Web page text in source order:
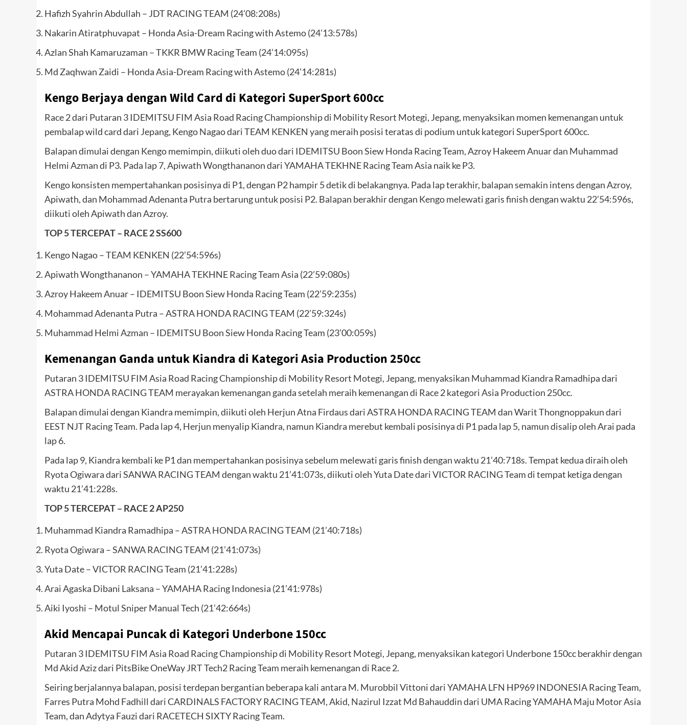
Hafizh Syahrin Abdullah – JDT RACING TEAM (24’08:208s)
Nakarin Atiratphuvapat – Honda Asia-Dream Racing with Astemo (24’13:578s)
Azlan Shah Kamaruzaman – TKKR BMW Racing Team (24’14:095s)
Md Zaqhwan Zaidi – Honda Asia-Dream Racing with Astemo (24’14:281s)
Kengo Berjaya dengan Wild Card di Kategori SuperSport 600cc
Race 2 dari Putaran 3 IDEMITSU FIM Asia Road Racing Championship di Mobility Resort Motegi, Jepang, menyaksikan momen kemenangan untuk
pembalap wild card dari Jepang, Kengo Nagao dari TEAM KENKEN yang meraih posisi teratas di podium untuk kategori SuperSport 600cc.
Balapan dimulai dengan Kengo memimpin, diikuti oleh duo dari IDEMITSU Boon Siew Honda Racing Team, Azroy Hakeem Anuar dan Muhammad
Helmi Azman di P3. Pada lap 7, Apiwath Wongthananon dari YAMAHA TEKHNE Racing Team Asia naik ke P3.
Kengo konsisten mempertahankan posisinya di P1, dengan P2 hampir 5 detik di belakangnya. Pada lap terakhir, balapan semakin intens dengan Azroy,
Apiwath, dan Mohammad Adenanta Putra bertarung untuk posisi P2. Balapan berakhir dengan Kengo melewati garis finish dengan waktu 22’54:596s,
diikuti oleh Apiwath dan Azroy.
TOP 5 TERCEPAT – RACE 2SS600
Kengo Nagao – TEAM KENKEN (22’54:596s)
Apiwath Wongthananon – YAMAHA TEKHNE Racing Team Asia (22’59:080s)
Azroy Hakeem Anuar – IDEMITSU Boon Siew Honda Racing Team (22’59:235s)
Mohammad Adenanta Putra – ASTRA HONDA RACING TEAM (22’59:324s)
Muhammad Helmi Azman – IDEMITSU Boon Siew Honda Racing Team (23’00:059s)
Kemenangan Ganda untuk Kiandra di Kategori Asia Production 250cc
Putaran 3 IDEMITSU FIM Asia Road Racing Championship di Mobility Resort Motegi, Jepang, menyaksikan Muhammad Kiandra Ramadhipa dari
ASTRA HONDA RACING TEAM merayakan kemenangan ganda setelah meraih kemenangan di Race 2 kategori Asia Production 250cc.
Balapan dimulai dengan Kiandra memimpin, diikuti oleh Herjun Atna Firdaus dari ASTRA HONDA RACING TEAM dan Warit Thongnoppakun dari
EEST NJT Racing Team. Pada lap 4, Herjun menyalip Kiandra, namun Kiandra merebut kembali posisinya di P1 pada lap 5, namun disalip oleh Arai pada
lap 6.
Pada lap 9, Kiandra kembali ke P1 dan mempertahankan posisinya sebelum melewati garis finish dengan waktu 21’40:718s. Tempat kedua diraih oleh
Ryota Ogiwara dari SANWA RACING TEAM dengan waktu 21’41:073s, diikuti oleh Yuta Date dari VICTOR RACING Team di tempat ketiga dengan
waktu 21’41:228s.
TOP 5 TERCEPAT – RACE 2AP250
Muhammad Kiandra Ramadhipa – ASTRA HONDA RACING TEAM (21’40:718s)
Ryota Ogiwara – SANWA RACING TEAM (21’41:073s)
Yuta Date – VICTOR RACING Team (21’41:228s)
Arai Agaska Dibani Laksana – YAMAHA Racing Indonesia (21’41:978s)
Aiki Iyoshi – Motul Sniper Manual Tech (21’42:664s)
Akid Mencapai Puncak di Kategori Underbone 150cc
Putaran 3 IDEMITSU FIM Asia Road Racing Championship di Mobility Resort Motegi, Jepang, menyaksikan kategori Underbone 150cc berakhir dengan
Md Akid Aziz dari PitsBike OneWay JRT Tech2 Racing Team meraih kemenangan di Race 2.
Seiring berjalannya balapan, posisi terdepan bergantian beberapa kali antara M. Murobbil Vittoni dari YAMAHA LFN HP969 INDONESIA Racing Team,
Farres Putra Mohd Fadhill dari CARDINALS FACTORY RACING TEAM, Akid, Nazirul Izzat Md Bahauddin dari UMA Racing YAMAHA Maju Motor Asia
Team, dan Adytya Fauzi dari RACETECH SIXTY Racing Team.